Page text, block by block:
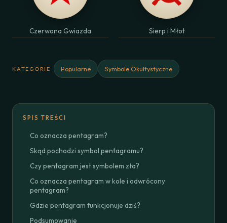
Czerwona Gwiazda Sierp i Młot
KATEGORIE Popularne Symbole Okultystyczne
SPIS TREŚCI
Co oznacza pentagram?
Skąd pochodzi symbol pentagramu?
Czy pentagram jest symbolem zła?
Co oznacza pentagram w kole i odwrócony
pentagram?
Gdzie pentagram funkcjonuje dziś?
Podsumowanie